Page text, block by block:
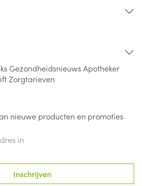
Gezondheidsnieuws Apotheker
Zorgtarieven
nieuwe producten en promoties
Inschrijven